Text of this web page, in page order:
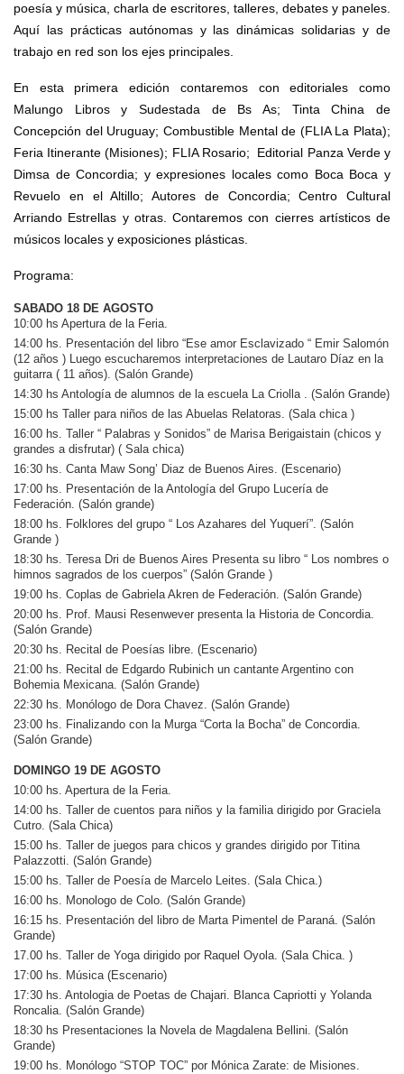
poesía y música, charla de escritores, talleres, debates y paneles.
Aquí las prácticas autónomas y las dinámicas solidarias y de
trabajo en red son los ejes principales.
En esta primera edición contaremos con editoriales como
Malungo Libros y Sudestada de Bs As; Tinta China de
Concepción del Uruguay; Combustible Mental de (FLIA La Plata);
Feria Itinerante (Misiones); FLIA Rosario; Editorial Panza Verde y
Dimsa de Concordia; y expresiones locales como Boca Boca y
Revuelo en el Altillo; Autores de Concordia; Centro Cultural
Arriando Estrellas y otras. Contaremos con cierres artísticos de
músicos locales y exposiciones plásticas.
Programa:
SABADO 18 DE AGOSTO
10:00 hs Apertura de la Feria.
14:00 hs. Presentación del libro “Ese amor Esclavizado “ Emir Salomón
(12 años ) Luego escucharemos interpretaciones de Lautaro Díaz en la
guitarra ( 11 años). (Salón Grande)
14:30 hs Antología de alumnos de la escuela La Criolla . (Salón Grande)
15:00 hs Taller para niños de las Abuelas Relatoras. (Sala chica )
16:00 hs. Taller “ Palabras y Sonidos” de Marisa Berigaistain (chicos y
grandes a disfrutar) ( Sala chica)
16:30 hs. Canta Maw Song’ Diaz de Buenos Aires. (Escenario)
17:00 hs. Presentación de la Antología del Grupo Lucería de
Federación. (Salón grande)
18:00 hs. Folklores del grupo “ Los Azahares del Yuquerí”. (Salón
Grande )
18:30 hs. Teresa Dri de Buenos Aires Presenta su libro “ Los nombres o
himnos sagrados de los cuerpos” (Salón Grande )
19:00 hs. Coplas de Gabriela Akren de Federación. (Salón Grande)
20:00 hs. Prof. Mausi Resenwever presenta la Historia de Concordia.
(Salón Grande)
20:30 hs. Recital de Poesías libre. (Escenario)
21:00 hs. Recital de Edgardo Rubinich un cantante Argentino con
Bohemia Mexicana. (Salón Grande)
22:30 hs. Monólogo de Dora Chavez. (Salón Grande)
23:00 hs. Finalizando con la Murga “Corta la Bocha” de Concordia.
(Salón Grande)
DOMINGO 19 DE AGOSTO
10:00 hs. Apertura de la Feria.
14:00 hs. Taller de cuentos para niños y la familia dirigido por Graciela
Cutro. (Sala Chica)
15:00 hs. Taller de juegos para chicos y grandes dirigido por Titina
Palazzotti. (Salón Grande)
15:00 hs. Taller de Poesía de Marcelo Leites. (Sala Chica.)
16:00 hs. Monologo de Colo. (Salón Grande)
16:15 hs. Presentación del libro de Marta Pimentel de Paraná. (Salón
Grande)
17.00 hs. Taller de Yoga dirigido por Raquel Oyola. (Sala Chica. )
17:00 hs. Música (Escenario)
17:30 hs. Antologia de Poetas de Chajari. Blanca Capriotti y Yolanda
Roncalia. (Salón Grande)
18:30 hs Presentaciones la Novela de Magdalena Bellini. (Salón
Grande)
19:00 hs. Monólogo “STOP TOC” por Mónica Zarate: de Misiones.